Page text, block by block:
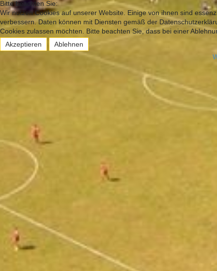
Bitte beachten Sie:
Wir nutzen Cookies auf unserer Website. Einige von ihnen sind
verbessern. Daten können mit Diensten gemäß der
Cookies zulassen möchten. Bitte beachten Sie, dass bei einer
Akzeptieren
Ablehnen